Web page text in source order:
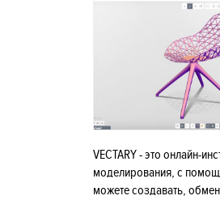
VECTARY - это онлайн-
моделирования, с
можете создавать,